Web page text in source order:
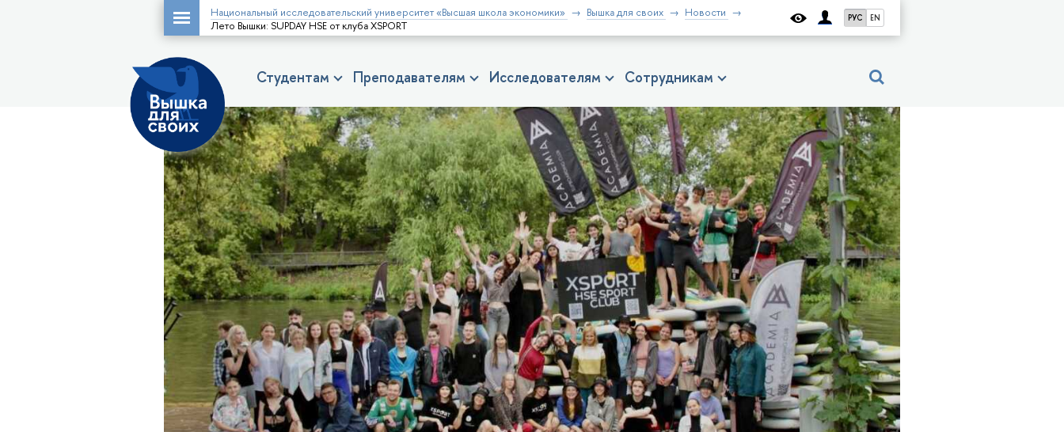
РУС EN
Национальный исследовательский университет «Высшая школа экономики» Вышка для своих
Новости
Лето Вышки: SUPDAY HSE от клуба XSPORT
Студентам Преподавателям Исследователям Сотрудникам